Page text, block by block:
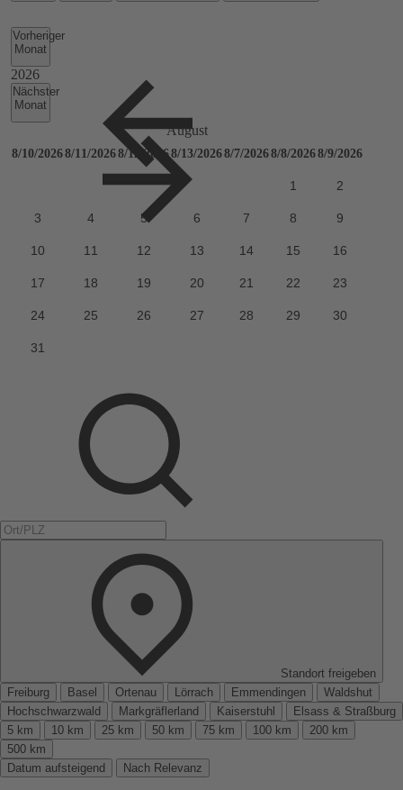
Vorheriger
Monat
Nächster
Monat
Standort freigeben
Freiburg
Basel Ortenau Lörrach Emmendingen
Waldshut
Hochschwarzwald
Markgräflerland Kaiserstuhl
Elsass & Straßburg
5 km
10 km 25 km 50 km 75 km 100 km
200 km
500 km
Datum aufsteigend
Nach Relevanz